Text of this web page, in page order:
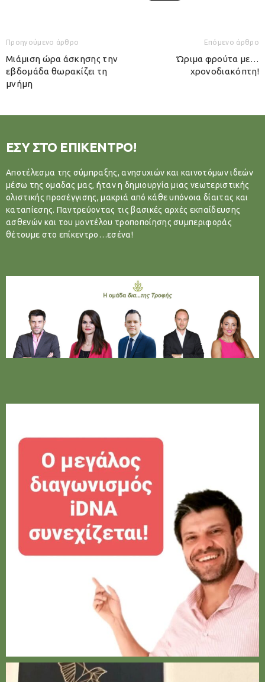
Προηγούμενο άρθρο
Μιάμιση ώρα άσκησης την
εβδομάδα θωρακίζει τη
μνήμη
Επόμενο άρθρο
Ώριμα φρούτα με…
χρονοδιακόπτη!
ΕΣΥ ΣΤΟ ΕΠΙΚΕΝΤΡΟ!
Αποτέλεσμα της σύμπραξης, ανησυχιών και καινοτόμων ιδεών
μέσω της ομαδας μας, ήταν η δημιουργία μιας νεωτεριστικής
ολιστικής προσέγγισης, μακριά από κάθε υπόνοια δίαιτας και
καταπίεσης. Παντρεύοντας τις βασικές αρχές εκπαίδευσης
ασθενών και του μοντέλου τροποποίησης συμπεριφοράς
θέτουμε στο επίκεντρο…εσένα!